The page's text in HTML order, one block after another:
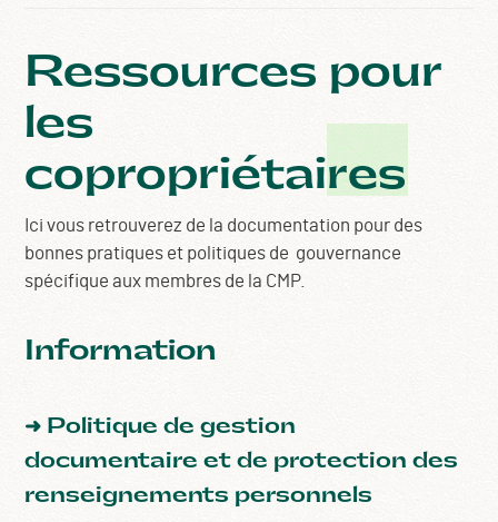
Ressources pour
les
copropriétaires
Ici vous retrouverez de la documentation pour des
bonnes pratiques et politiques de gouvernance
spécifique aux membres de la CMP.
Information
➜ Politique de gestion
documentaire et de protection des
renseignements personnels